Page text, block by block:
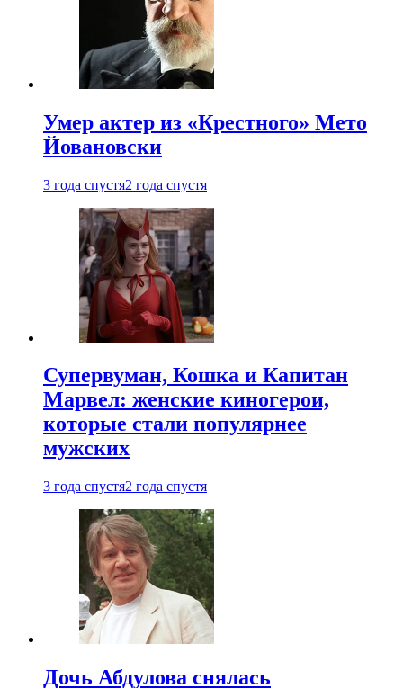
Умер актер из «Крестного» Мето
Йовановски
3 года спустя2 года спустя
Супервуман, Кошка и Капитан
Марвел: женские киногерои,
которые стали популярнее
мужских
3 года спустя2 года спустя
Дочь Абдулова снялась